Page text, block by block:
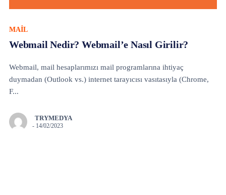
MAİL
Webmail Nedir? Webmail’e Nasıl Girilir?
Webmail, mail hesaplarımızı mail programlarına ihtiyaç
duymadan (Outlook vs.) internet tarayıcısı vasıtasıyla (Chrome,
F...
TRYMEDYA
- 14/02/2023